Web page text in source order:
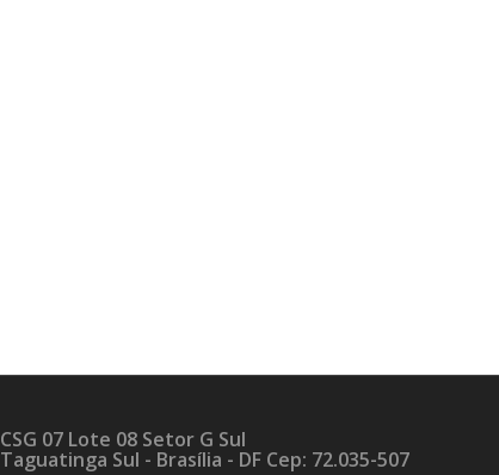
CSG 07 Lote 08 Setor G Sul
Taguatinga Sul - Brasília - DF Cep: 72.035-507